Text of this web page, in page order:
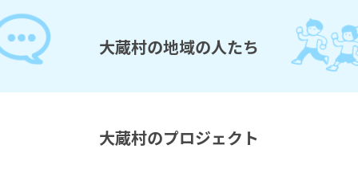
大蔵村の地域の人たち
大蔵村のプロジェクト